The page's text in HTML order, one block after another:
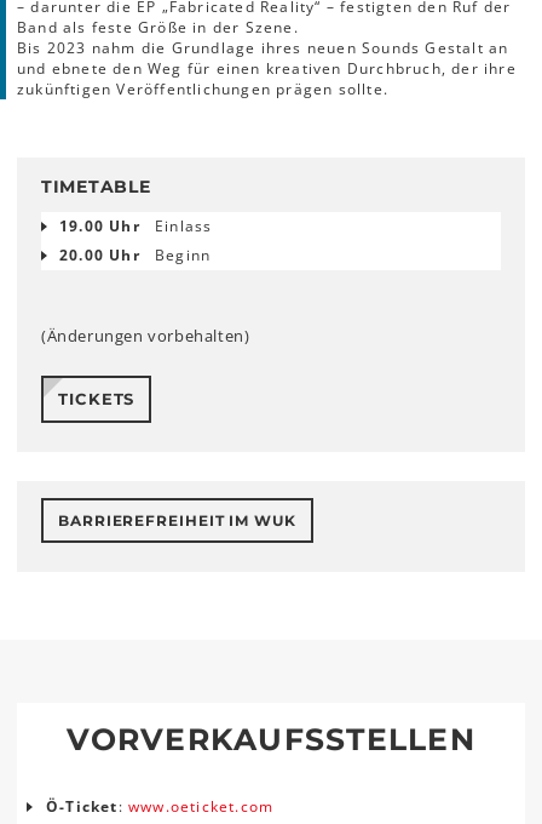
– darunter die EP „Fabricated Reality“ – festigten den Ruf der
Band als feste Größe in der Szene.
Bis 2023 nahm die Grundlage ihres neuen Sounds Gestalt an
und ebnete den Weg für einen kreativen Durchbruch, der ihre
zukünftigen Veröffentlichungen prägen sollte.
TIMETABLE
19.00 Uhr
Einlass
20.00 Uhr
Beginn
(Änderungen vorbehalten)
TICKETS
BARRIEREFREIHEIT IM WUK
VORVERKAUFSSTELLEN
Ö-Ticket:www.oeticket.com